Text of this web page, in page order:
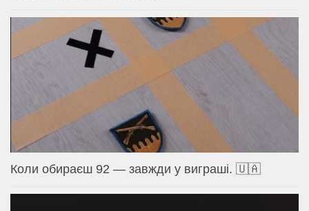
Коли обираєш 92 — завжди у виграші. 🇺🇦